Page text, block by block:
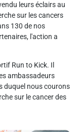
leurs éclairs au
sur les cancers
130 de nos
l'action a
Run to Kick. Il
ambassadeurs
duquel nous courons
sur le cancer des